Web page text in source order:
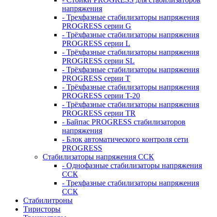
напряжения
- Трехфазные стабилизаторы напряжения
PROGRESS серии G
- Трёхфазные стабилизаторы напряжения
PROGRESS серии L
- Трёхфазные стабилизаторы напряжения
PROGRESS серии SL
- Трёхфазные стабилизаторы напряжения
PROGRESS серии T
- Трёхфазные стабилизаторы напряжения
PROGRESS серии T-20
- Трёхфазные стабилизаторы напряжения
PROGRESS серии TR
- Байпас PROGRESS стабилизаторов
напряжения
- Блок автоматического контроля сети
PROGRESS
Стабилизаторы напряжения ССК
- Однофазные стабилизаторы напряжения
ССК
- Трехфазные стабилизаторы напряжения
ССК
Стабилитроны
Тиристоры